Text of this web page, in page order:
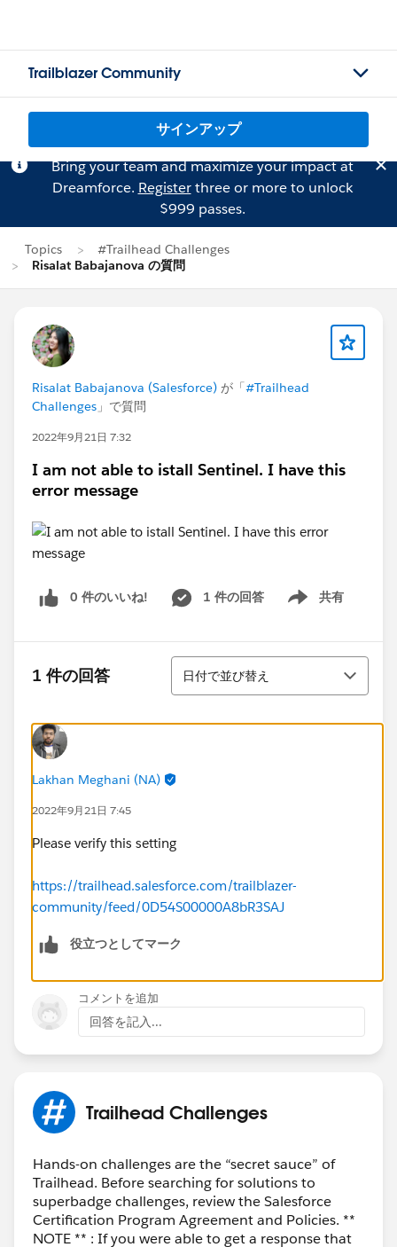
Trailblazer Community
サインアップ
Bring your team and maximize your impact at
Dreamforce. Registerthree or more to unlock
$999 passes.
Topics
#Trailhead Challenges
Risalat Babajanova の質問
Risalat Babajanova (Salesforce) が「#Trailhead
Challenges 」で質問
2022年9月21日 7:32
I am not able to istall Sentinel. I have this
error message
0 件のいいね! 1 件の回答 共有
Show menu
1 件の回答
並び替え
日付で並び替え
Lakhan Meghani (NA)
2022年9月21日 7:45
Please verify this setting
https://trailhead.salesforce.com/trailblazer-
community/feed/0D54S00000A8bR3SAJ
役立つとしてマーク
コメントを追加
回答を記入...
Trailhead Challenges
Hands-on challenges are the “secret sauce” of
Trailhead. Before searching for solutions to
superbadge challenges, review the Salesforce
Certification Program Agreement and Policies. **
NOTE ** : If you were able to get a response that